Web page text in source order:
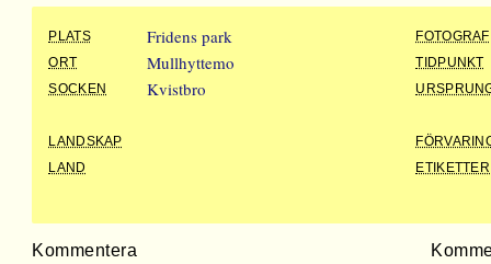
PLATS Fridens park
FOTOGRAF
ORT
Mullhyttemo
TIDPUNKT
SOCKEN
Kvistbro
LANDSKAP
LAND
ETIKETTER
Kommentera